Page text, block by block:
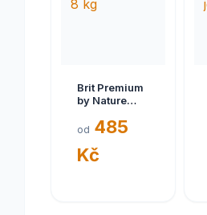
Brit Premium
by Nature
kg
od 485
Kč